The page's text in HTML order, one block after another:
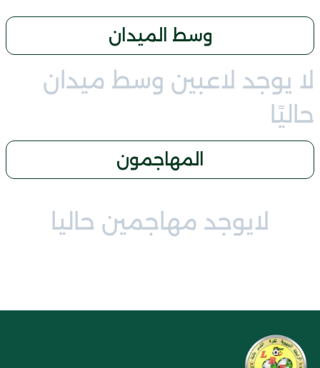
وسط الميدان
لا يوجد لاعبين وسط ميدان
حاليًا
المهاجمون
لايوجد مهاجمين حاليا